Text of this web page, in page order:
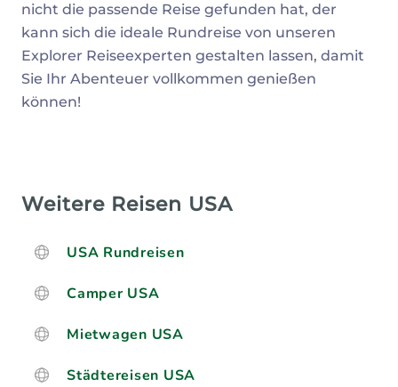
nicht die passende Reise gefunden hat, der
kann sich die ideale Rundreise von unseren
Explorer Reiseexperten gestalten lassen, damit
Sie Ihr Abenteuer vollkommen genießen
können!
Weitere Reisen USA
USA Rundreisen
Camper USA
Mietwagen USA
Städtereisen USA